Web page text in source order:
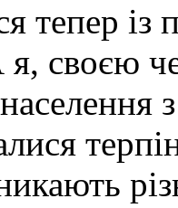
тепер
я, своєю